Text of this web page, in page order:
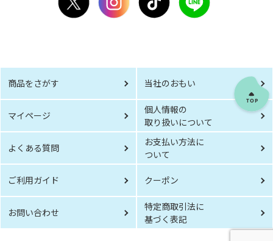
商品をさがす 当社のおもい
マイページ
個人情報の
取り扱いについて
よくある質問
お支払い方法に
ついて
ご利用ガイド クーポン
お問い合わせ
特定商取引法に
基づく表記